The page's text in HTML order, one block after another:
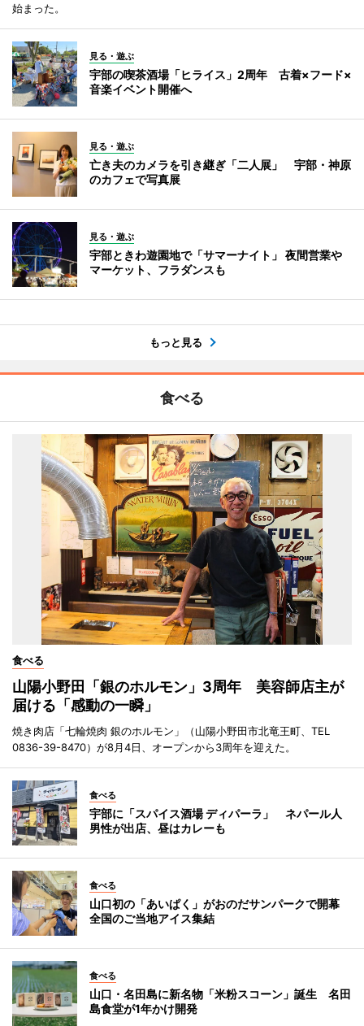
始まった。
見る・遊ぶ
宇部の喫茶酒場「ヒライス」2周年 古着×フード×
音楽イベント開催へ
見る・遊ぶ
亡き夫のカメラを引き継ぎ「二人展」 宇部・神原
のカフェで写真展
見る・遊ぶ
宇部ときわ遊園地で「サマーナイト」 夜間営業や
マーケット、フラダンスも
もっと見る
食べる
食べる
山陽小野田「銀のホルモン」3周年 美容師店主が
届ける「感動の一瞬」
焼き肉店「七輪焼肉 銀のホルモン」（山陽小野田市北竜王町、TEL
0836-39-8470）が8月4日、オープンから3周年を迎えた。
食べる
宇部に「スパイス酒場 ディパーラ」 ネパール人
男性が出店、昼はカレーも
食べる
山口初の「あいぱく」がおのだサンパークで開幕
全国のご当地アイス集結
食べる
山口・名田島に新名物「米粉スコーン」誕生 名田
島食堂が1年かけ開発